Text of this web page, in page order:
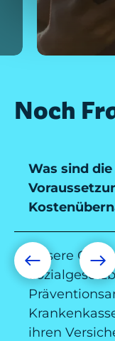
Noch
Was sind die
Unsere
ihren